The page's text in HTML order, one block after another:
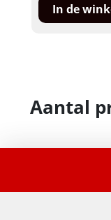
In de
Aantal